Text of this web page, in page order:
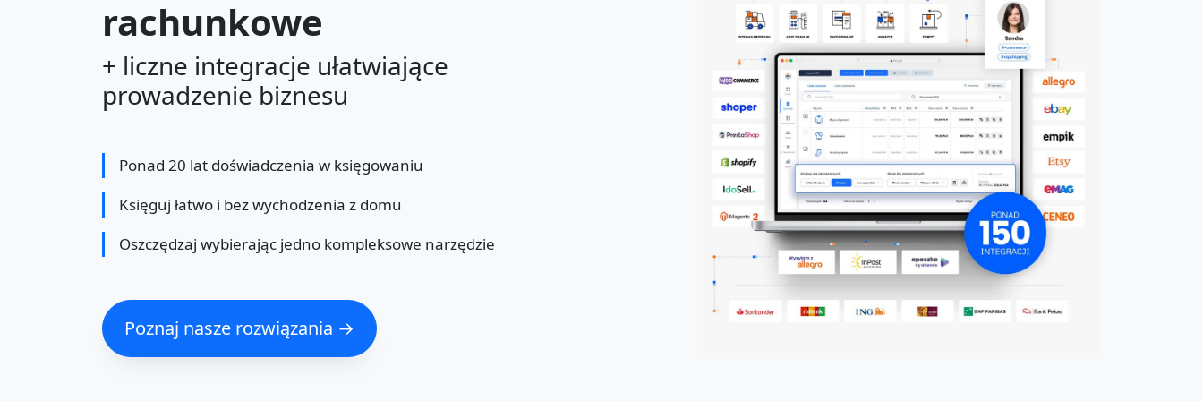
rachunkowe
+ liczne integracje ułatwiające
prowadzenie biznesu
Ponad 20 lat doświadczenia w księgowaniu
Księguj łatwo i bez wychodzenia z domu
Oszczędzaj wybierając jedno kompleksowe narzędzie
Poznaj nasze rozwiązania →